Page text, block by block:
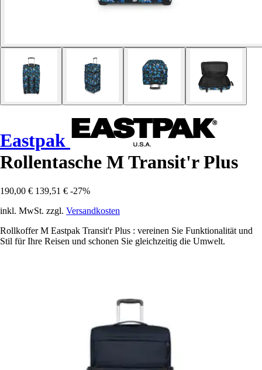
Eastpak
Rollentasche M Transit'r Plus
190,00 € 139,51 € -27%
inkl. MwSt. zzgl. Versandkosten
Rollkoffer M Eastpak Transit'r Plus : vereinen Sie Funktionalität und
Stil für Ihre Reisen und schonen Sie gleichzeitig die Umwelt.